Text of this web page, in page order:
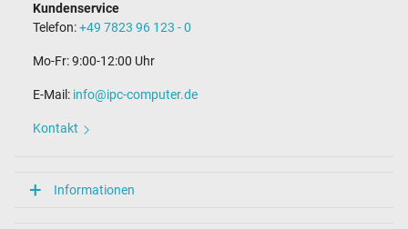
Kundenservice
Telefon:+49 7823 96 123 - 0
Mo-Fr: 9:00-12:00 Uhr
E-Mail: info@ipc-computer.de
Kontakt
Informationen